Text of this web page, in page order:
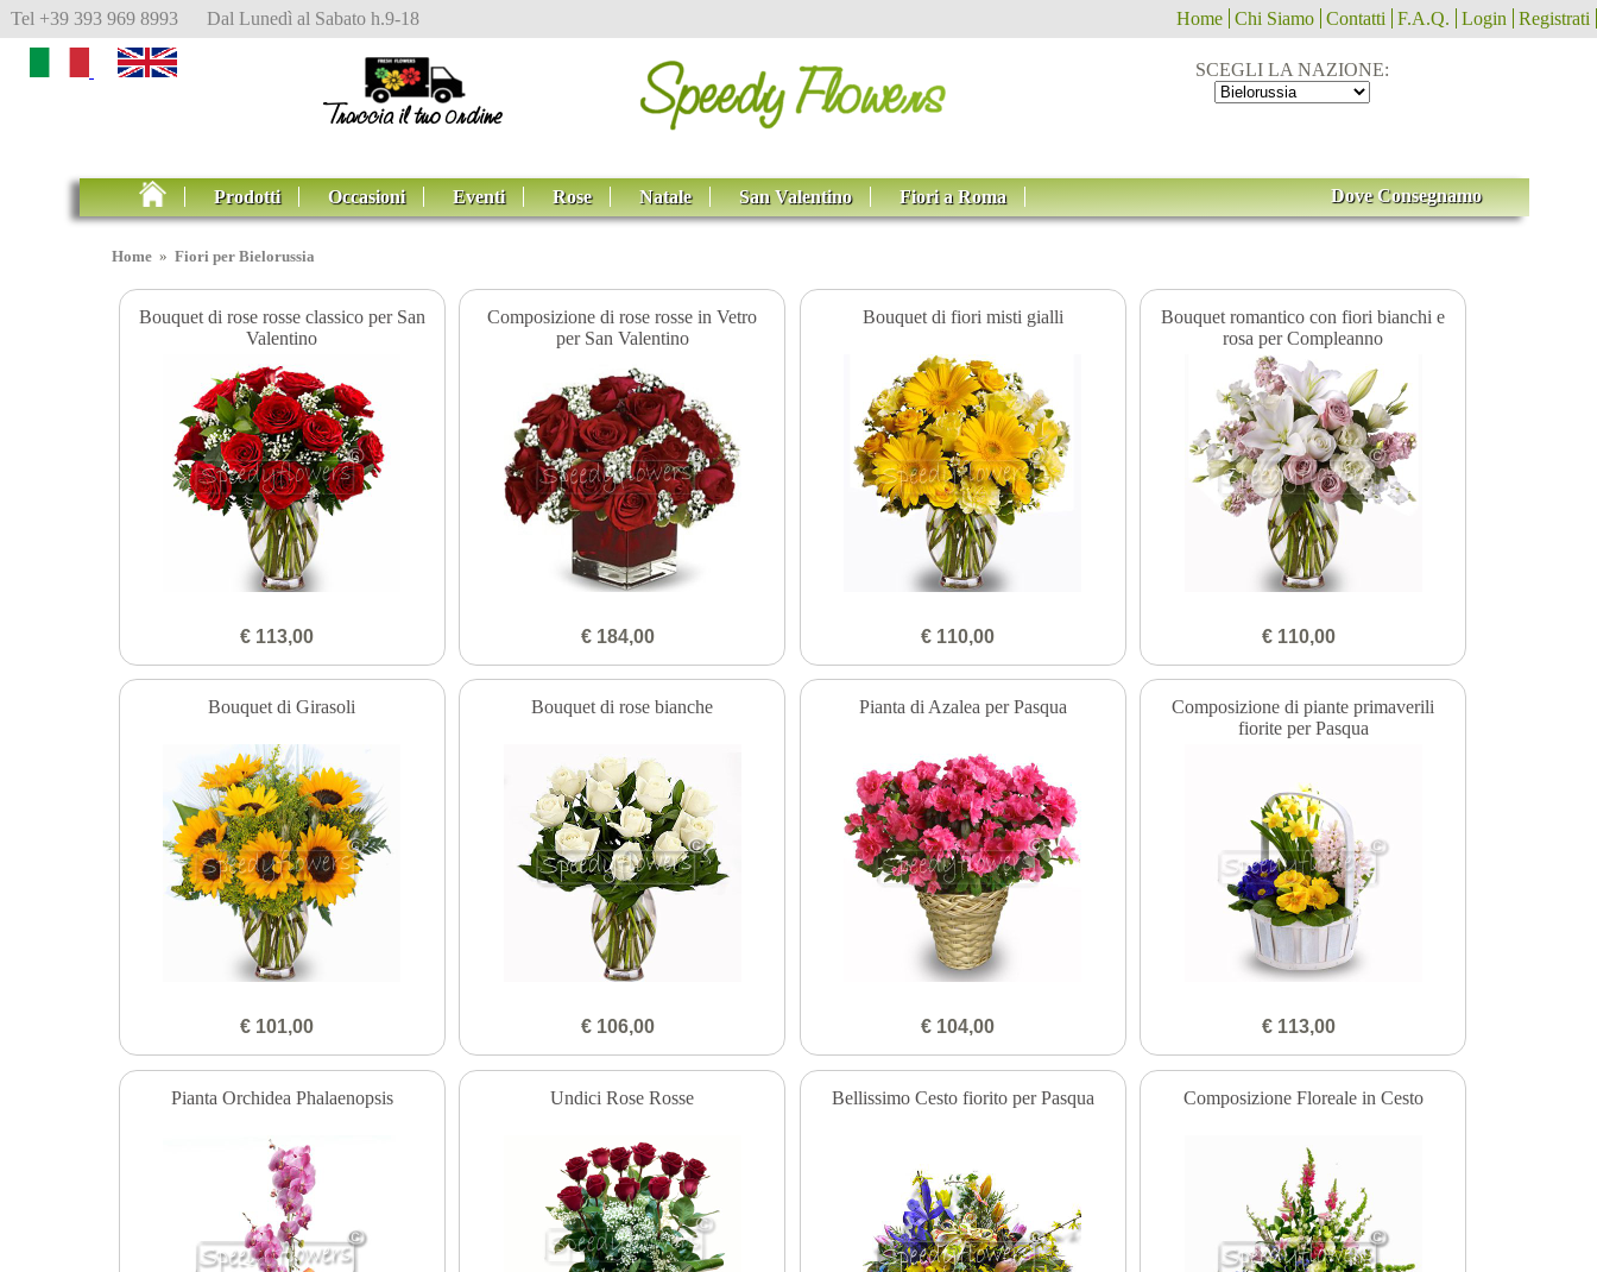
Tel +39 393 969 8993 Dal Lunedì al Sabato h.9-18 Home Chi Siamo Contatti F.A.Q. Login Registrati
SCEGLI LA NAZIONE:
Prodotti Occasioni Eventi Rose Natale San Valentino Fiori a Roma Dove Consegnamo
Home »Fiori per Bielorussia
Bouquet di rose rosse classico per San
Valentino
€ 113,00
Composizione di rose rosse in Vetro
per San Valentino
€ 184,00
Bouquet di fiori misti gialli
€ 110,00
Bouquet romantico con fiori bianchi e
rosa per Compleanno
€ 110,00
Bouquet di Girasoli
€ 101,00
Bouquet di rose bianche
€ 106,00
Pianta di Azalea per Pasqua
€ 104,00
Composizione di piante primaverili
fiorite per Pasqua
€ 113,00
Pianta Orchidea Phalaenopsis Undici Rose Rosse Bellissimo Cesto fiorito per Pasqua Composizione Floreale in Cesto